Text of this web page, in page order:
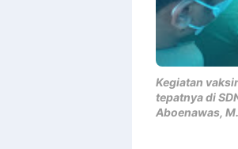
Kegiatan
tepatnya di
Aboenawas,